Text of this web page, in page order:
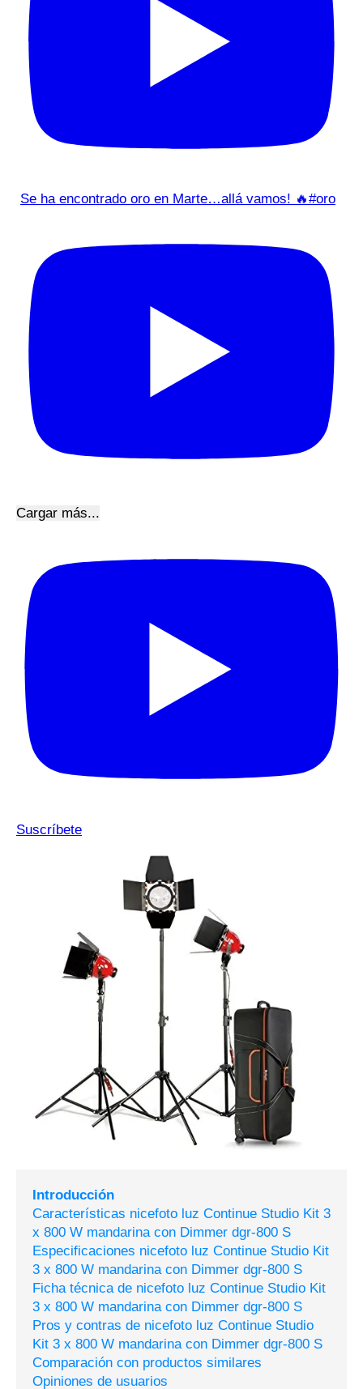
Se ha encontrado oro en Marte…allá vamos! 🔥#oro
Cargar más...
Suscríbete
Introducción
Características nicefoto luz Continue Studio Kit 3
x 800 W mandarina con Dimmer dgr-800 S
Especificaciones nicefoto luz Continue Studio Kit
3 x 800 W mandarina con Dimmer dgr-800 S
Ficha técnica de nicefoto luz Continue Studio Kit
3 x 800 W mandarina con Dimmer dgr-800 S
Pros y contras de nicefoto luz Continue Studio
Kit 3 x 800 W mandarina con Dimmer dgr-800 S
Comparación con productos similares
Opiniones de usuarios